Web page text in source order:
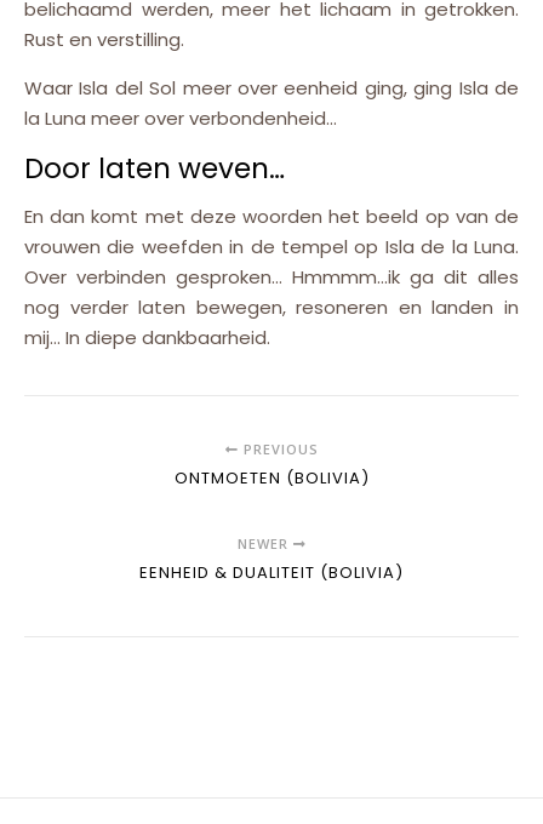
belichaamd werden, meer het lichaam in getrokken.
Rust en verstilling.
Waar Isla del Sol meer over eenheid ging, ging Isla de
la Luna meer over verbondenheid…
Door laten weven…
En dan komt met deze woorden het beeld op van de
vrouwen die weefden in de tempel op Isla de la Luna.
Over verbinden gesproken… Hmmmm…ik ga dit alles
nog verder laten bewegen, resoneren en landen in
mij… In diepe dankbaarheid.
PREVIOUS
ONTMOETEN (BOLIVIA)
NEWER
EENHEID & DUALITEIT (BOLIVIA)